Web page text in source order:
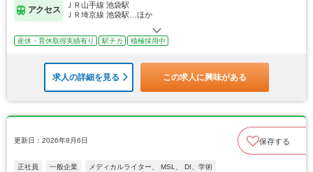
アクセス
ＪＲ山手線 池袋駅
ＪＲ埼京線 池袋駅…ほか
産休・育休取得実績有り 駅チカ 積極採用中
求人の詳細を見る この求人に興味がある
更新日：2026年8月6日 保存する
正社員 一般企業 メディカルライター、 MSL、 DI、学術